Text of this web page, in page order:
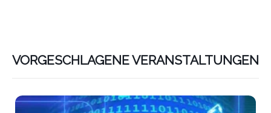
VORGESCHLAGENE VERANSTALTUNGEN